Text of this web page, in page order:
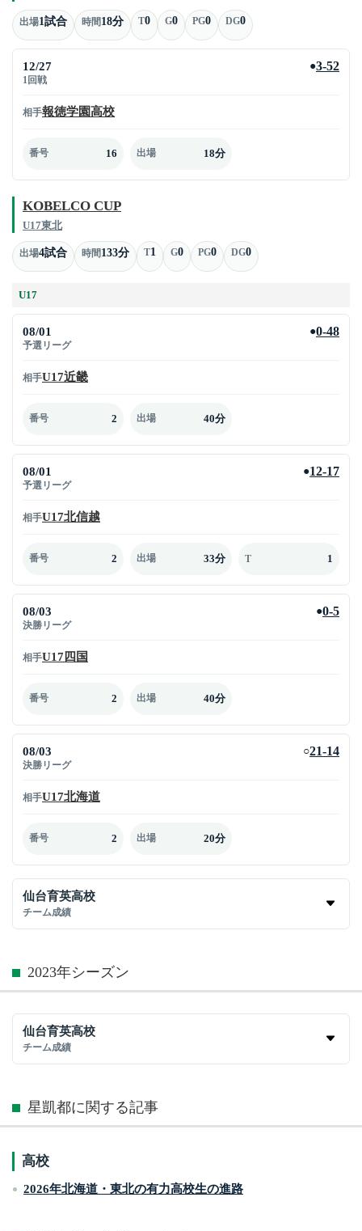
出場1試合 時間18分 T0 G0 PG0 DG0
12/27
1回戦
●3-52
相手報徳学園高校
番号 16 出場 18分
KOBELCO CUP
U17東北
出場4試合 時間133分 T1 G0 PG0 DG0
U17
08/01
予選リーグ
●0-48
相手U17近畿
番号 2 出場 40分
08/01
予選リーグ
●12-17
相手U17北信越
番号 2 出場 33分 T 1
08/03
決勝リーグ
●0-5
相手U17四国
番号 2 出場 40分
08/03
決勝リーグ
○21-14
相手U17北海道
番号 2 出場 20分
仙台育英高校
チーム成績
2023年シーズン
仙台育英高校
チーム成績
星凱都に関する記事
高校
2026年北海道・東北の有力高校生の進路